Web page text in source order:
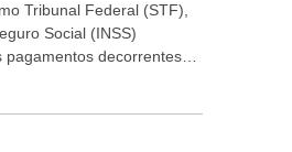
Tribunal Federal (STF),
Social (INSS)
decorrentes